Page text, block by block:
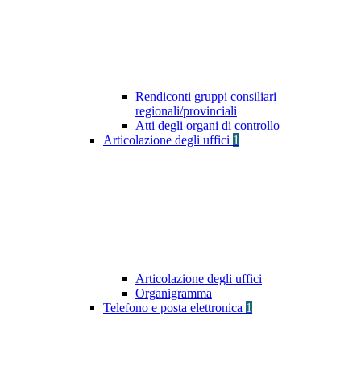
Rendiconti gruppi consiliari
regionali/provinciali
Atti degli organi di controllo
Articolazione degli uffici 1
Articolazione degli uffici
Organigramma
Telefono e posta elettronica 1